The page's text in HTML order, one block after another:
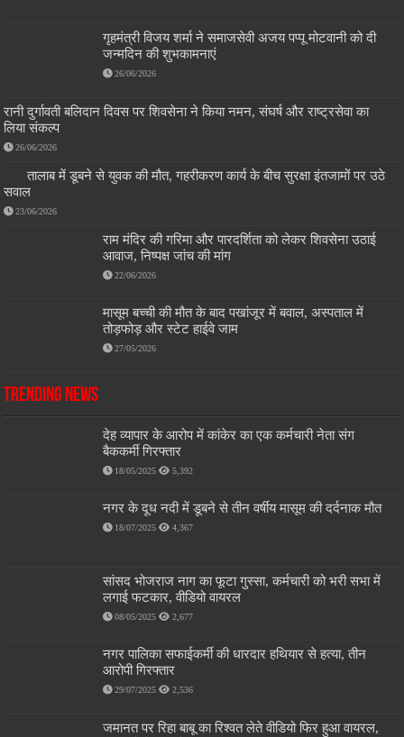
गृहमंत्री विजय शर्मा ने समाजसेवी अजय पप्पू मोटवानी को दी
जन्मदिन की शुभकामनाएं
26/06/2026
रानी दुर्गावती बलिदान दिवस पर शिवसेना ने किया नमन, संघर्ष और राष्ट्रसेवा का
लिया संकल्प
26/06/2026
तालाब में डूबने से युवक की मौत, गहरीकरण कार्य के बीच सुरक्षा इंतजामों पर उठे
सवाल
23/06/2026
राम मंदिर की गरिमा और पारदर्शिता को लेकर शिवसेना उठाई
आवाज, निष्पक्ष जांच की मांग
22/06/2026
मासूम बच्ची की मौत के बाद पखांजूर में बवाल, अस्पताल में
तोड़फोड़ और स्टेट हाईवे जाम
27/05/2026
Trending News
देह व्यापार के आरोप में कांकेर का एक कर्मचारी नेता संग
बैककर्मी गिरफ्तार
18/05/2025 5,392
नगर के दूध नदी में डूबने से तीन वर्षीय मासूम की दर्दनाक मौत
18/07/2025 4,367
सांसद भोजराज नाग का फूटा गुस्सा, कर्मचारी को भरी सभा में
लगाई फटकार, वीडियो वायरल
08/05/2025 2,677
नगर पालिका सफाईकर्मी की धारदार हथियार से हत्या, तीन
आरोपी गिरफ्तार
29/07/2025 2,536
जमानत पर रिहा बाबू का रिश्वत लेते वीडियो फिर हुआ वायरल,